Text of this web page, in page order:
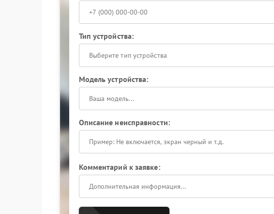
Тип устройства:
Выберите тип устройства
Модель устройства:
Описание неисправности:
Комментарий к заявке: